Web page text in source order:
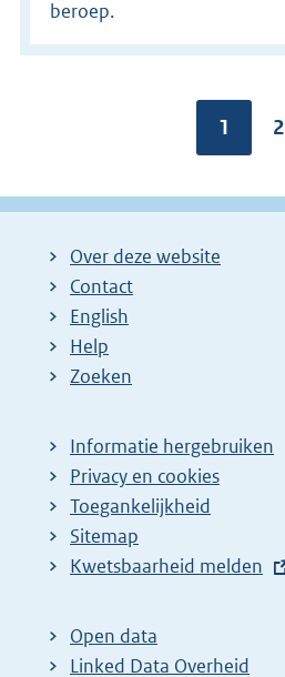
beroep.
Pagina:
1
P
g
2
Over deze website
Contact
English
Help
Zoeken
Informatie hergebruiken
Privacy en cookies
Toegankelijkheid
Sitemap
E
t
e
Kwetsbaarheid melden
Open data
Linked Data Overheid